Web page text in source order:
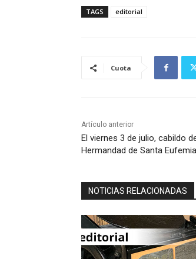
TAGS editorial
Cuota
Artículo anterior
El viernes 3 de julio, cabildo
Hermandad de Santa Eufemia
NOTICIAS RELACIONADAS